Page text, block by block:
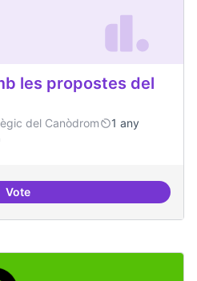
les propostes del
del Canòdrom
1 any
VoteInvolucrar-nos amb les